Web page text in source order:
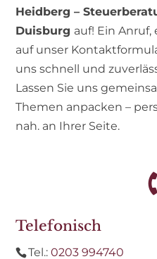
Heidberg –
Duisburg auf! Ein Anruf,
auf unser
uns schnell und
Lassen Sie uns
Themen anpacken –
nah. an Ihrer Seite.
Telefonisch
Tel.:0203 994740